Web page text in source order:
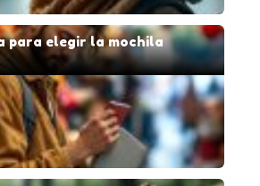
para elegir la mochila